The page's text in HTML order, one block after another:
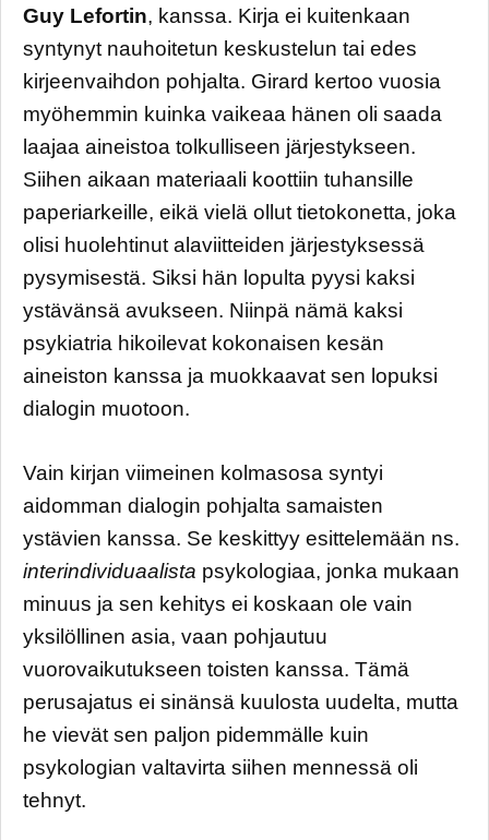
Guy Lefortin, kanssa. Kirja ei kuitenkaan
syntynyt nauhoitetun keskustelun tai edes
kirjeenvaihdon pohjalta. Girard kertoo vuosia
myöhemmin kuinka vaikeaa hänen oli saada
laajaa aineistoa tolkulliseen järjestykseen.
Siihen aikaan materiaali koottiin tuhansille
paperiarkeille, eikä vielä ollut tietokonetta, joka
olisi huolehtinut alaviitteiden järjestyksessä
pysymisestä. Siksi hän lopulta pyysi kaksi
ystävänsä avukseen. Niinpä nämä kaksi
psykiatria hikoilevat kokonaisen kesän
aineiston kanssa ja muokkaavat sen lopuksi
dialogin muotoon.
Vain kirjan viimeinen kolmasosa syntyi
aidomman dialogin pohjalta samaisten
ystävien kanssa. Se keskittyy esittelemään ns.
interindividuaalista psykologiaa, jonka mukaan
minuus ja sen kehitys ei koskaan ole vain
yksilöllinen asia, vaan pohjautuu
vuorovaikutukseen toisten kanssa. Tämä
perusajatus ei sinänsä kuulosta uudelta, mutta
he vievät sen paljon pidemmälle kuin
psykologian valtavirta siihen mennessä oli
tehnyt.